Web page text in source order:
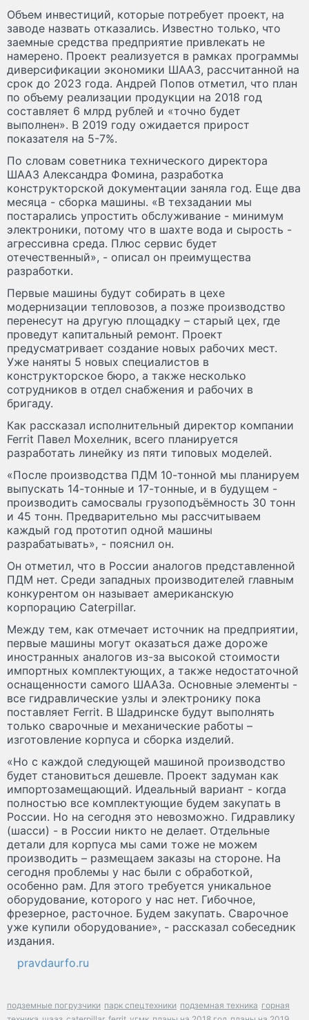
Объем инвестиций, которые потребует проект, на
заводе назвать отказались. Известно только, что
заемные средства предприятие привлекать не
намерено. Проект реализуется в рамках программы
диверсификации экономики ШААЗ, рассчитанной на
срок до 2023 года. Андрей Попов отметил, что план
по объему реализации продукции на 2018 год
составляет 6 млрд рублей и «точно будет
выполнен». В 2019 году ожидается прирост
показателя на 5-7%.
По словам советника технического директора
ШААЗ Александра Фомина, разработка
конструкторской документации заняла год. Еще два
месяца - сборка машины. «В техзадании мы
постарались упростить обслуживание - минимум
электроники, потому что в шахте вода и сырость -
агрессивна среда. Плюс сервис будет
отечественный», - описал он преимущества
разработки.
Первые машины будут собирать в цехе
модернизации тепловозов, а позже производство
перенесут на другую площадку – старый цех, где
проведут капитальный ремонт. Проект
предусматривает создание новых рабочих мест.
Уже наняты 5 новых специалистов в
конструкторское бюро, а также несколько
сотрудников в отдел снабжения и рабочих в
бригаду.
Как рассказал исполнительный директор компании
Ferrit Павел Мохелник, всего планируется
разработать линейку из пяти типовых моделей.
«После производства ПДМ 10-тонной мы планируем
выпускать 14-тонные и 17-тонные, и в будущем -
производить самосвалы грузоподъёмность 30 тонн
и 45 тонн. Предварительно мы рассчитываем
каждый год прототип одной машины
разрабатывать», - пояснил он.
Он отметил, что в России аналогов представленной
ПДМ нет. Среди западных производителей главным
конкурентом он называет американскую
корпорацию Caterpillar.
Между тем, как отмечает источник на предприятии,
первые машины могут оказаться даже дороже
иностранных аналогов из-за высокой стоимости
импортных комплектующих, а также недостаточной
оснащенности самого ШААЗа. Основные элементы -
все гидравлические узлы и электронику пока
поставляет Ferrit. В Шадринске будут выполнять
только сварочные и механические работы –
изготовление корпуса и сборка изделий.
«Но с каждой следующей машиной производство
будет становиться дешевле. Проект задуман как
импортозамещающий. Идеальный вариант - когда
полностью все комплектующие будем закупать в
России. Но на сегодня это невозможно. Гидравлику
(шасси) - в России никто не делает. Отдельные
детали для корпуса мы сами тоже не можем
производить – размещаем заказы на стороне. На
сегодня проблемы у нас были с обработкой,
особенно рам. Для этого требуется уникальное
оборудование, которого у нас нет. Гибочное,
фрезерное, расточное. Будем закупать. Сварочное
уже купили оборудование», - рассказал собеседник
издания.
pravdaurfo.ru
подземные погрузчики парк спецтехники подземная техника горная